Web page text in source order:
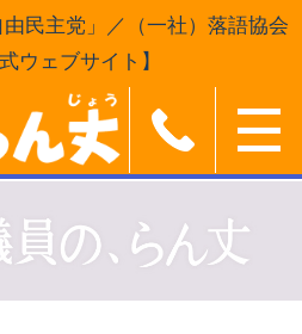
民主党」／（一社）落語協会
ェブサイト】